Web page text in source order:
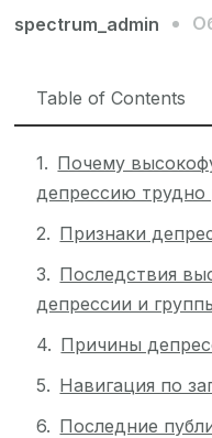
spectrum_admin
Table of Contents
Почему
депрессию трудно
Признаки
Последствия
депрессии и
Причины
Навигация по
Последние